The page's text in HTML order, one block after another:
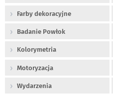
Farby dekoracyjne
Badanie Powłok
Kolorymetria
Motoryzacja
Wydarzenia